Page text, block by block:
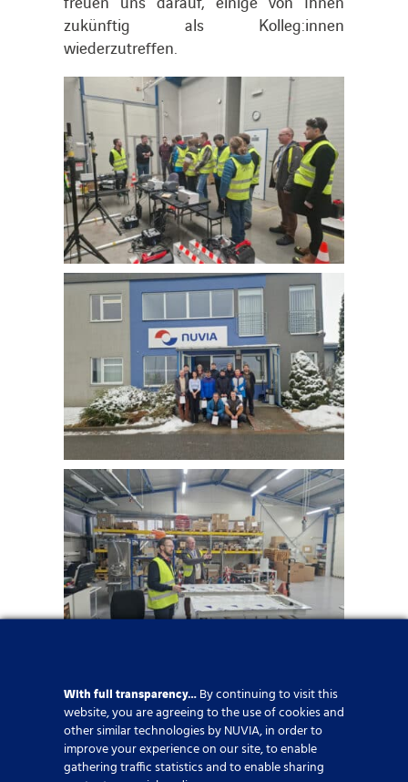
zukünftig als Kolleg:innen
wiederzutreffen.
With full transparency… By continuing to visit this
website, you are agreeing to the use of cookies and
other similar technologies by NUVIA, in order to
improve your experience on our site, to enable
gathering traffic statistics and to enable sharing